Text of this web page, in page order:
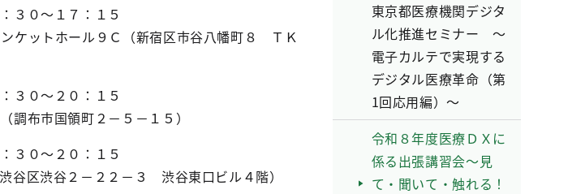
０～１７：１５
トホール９Ｃ（新宿区市谷八幡町８ ＴＫ
３０～２０：１５
市国領町２－５－１５）
３０～２０：１５
渋谷２－２２－３ 渋谷東口ビル４階）
東京都医療機関デジタ
ル化推進セミナー ～
電子カルテで実現する
デジタル医療革命（第
1回応用編）～
令和８年度医療ＤＸに
係る出張講習会～見
て・聞いて・触れる！